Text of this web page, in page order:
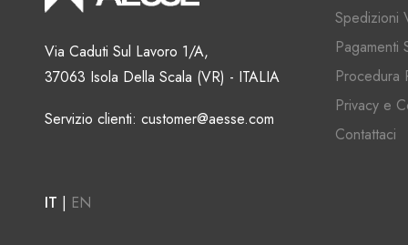
Via Caduti Sul Lavoro 1/A,
37063 Isola Della Scala (VR) - ITALIA
Servizio clienti: customer@aesse.com
IT | EN
Spedizioni
Pagamenti
Procedura
Privacy e
Contattaci